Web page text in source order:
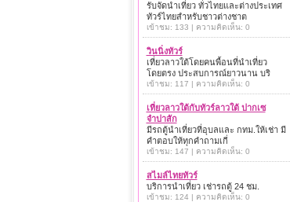
รับจัดนำเที่ยว ทั่วไทยและต่างประเทศ
ทัวร์ไทยสำหรับชาวต่างชาต
เข้าชม: 133 | ความคิดเห็น: 0
วินนิ่งทัวร์
เที่ยวลาวใต้โดยคนพื้อนที่นำเที่ยว
โดยตรง ประสบการณ์ยาวนาน บริ
เข้าชม: 117 | ความคิดเห็น: 0
เที่ยวลาวใต้กับทัวร์ลาวใต้ ปากเซ
จำปาสัก
มีรถตู้นำเที่ยวที่อุบลและ กทม.ให้เช่า มี
คำตอบให้ทุกคำถามเกี่
เข้าชม: 147 | ความคิดเห็น: 0
สไมล์ไทยทัวร์
บริการนำเที่ยว เช่ารถตู้ 24 ชม.
เข้าชม: 124 | ความคิดเห็น: 0